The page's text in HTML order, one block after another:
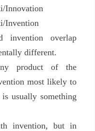
Innovation
Invention
invention overlap
different.
product of the
most likely to
usually something
invention, but in